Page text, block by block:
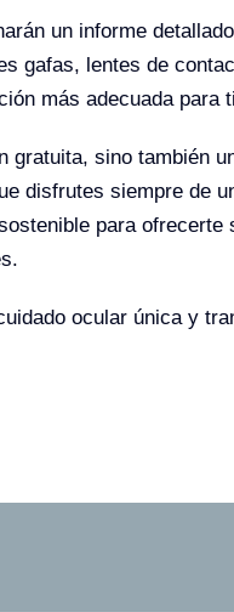
un informe
gafas, lentes de
más adecuada para
gratuita, sino también
disfrutes siempre de
para ofrecerte
ocular única y